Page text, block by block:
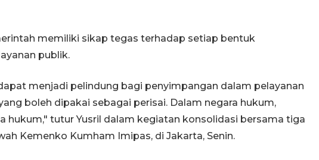
memiliki sikap tegas terhadap setiap bentuk
publik.
menjadi pelindung bagi penyimpangan dalam pelayanan
boleh dipakai sebagai perisai. Dalam negara hukum,
hukum," tutur Yusril dalam kegiatan konsolidasi bersama tiga
Kemenko Kumham Imipas, di Jakarta, Senin.